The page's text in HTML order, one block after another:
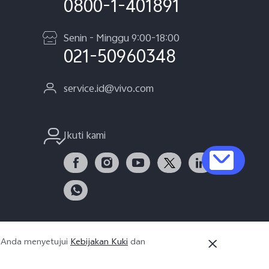
0800-1-401891
Senin - Minggu 9:00-18:00
021-50960348
service.id@vivo.com
Ikuti kami
menyetujui Kebijakan Kukidan